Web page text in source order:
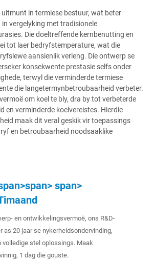
in termiese bestuur, wat beter
vergelyking met tradisionele
Die doeltreffende kernbenutting en
tot laer bedryfstemperature, wat die
aansienlik verleng. Die ontwerp se
konsekwente prestasie selfs onder
terwyl die verminderde termiese
die langetermynbetroubaarheid verbeter.
om koel te bly, dra by tot verbeterde
en verminderde koelvereistes. Hierdie
maak dit veral geskik vir toepassings
en betroubaarheid noodsaaklike
span>
en ontwikkelingsvermoë, ons R&D-
as 20 jaar se nykerheidsondervinding,
volledige stel oplossings. Maak
1 dag die gouste.